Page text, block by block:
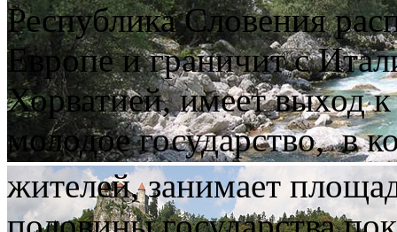
Республика Словения
Европе и граничит с
Хорватией, имеет выход
молодое государство, в
жителей, занимает